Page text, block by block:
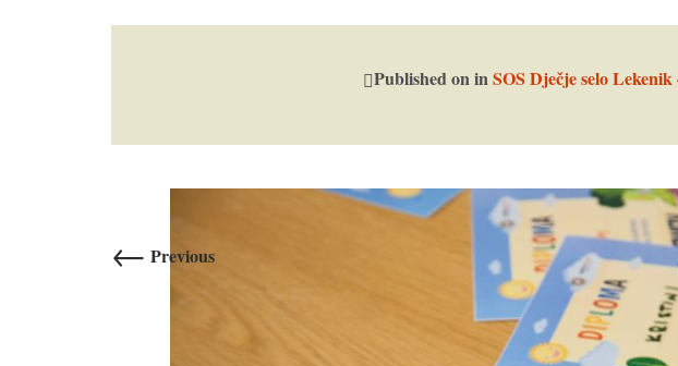
Published oninSOS Dječje selo
← Previous